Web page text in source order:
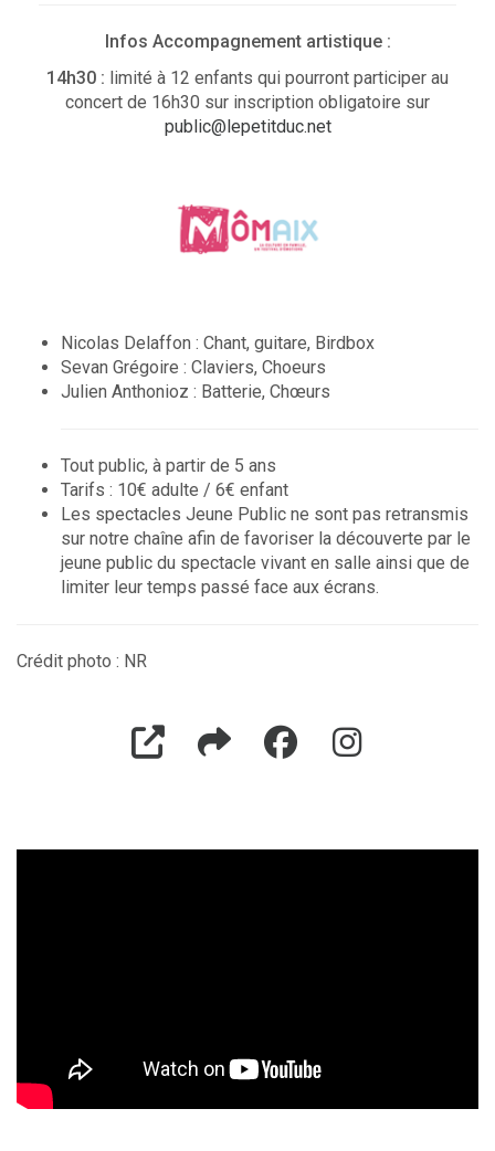
Infos Accompagnement artistique :
14h30 : limité à 12 enfants qui pourront participer au
concert de 16h30 sur inscription obligatoire sur
public@lepetitduc.net
Nicolas Delaffon : Chant, guitare, Birdbox
Sevan Grégoire : Claviers, Choeurs
Julien Anthonioz : Batterie, Chœurs
Tout public, à partir de 5 ans
Tarifs : 10€ adulte / 6€ enfant
Les spectacles Jeune Public ne sont pas retransmis
sur notre chaîne afin de favoriser la découverte par le
jeune public du spectacle vivant en salle ainsi que de
limiter leur temps passé face aux écrans.
Crédit photo : NR